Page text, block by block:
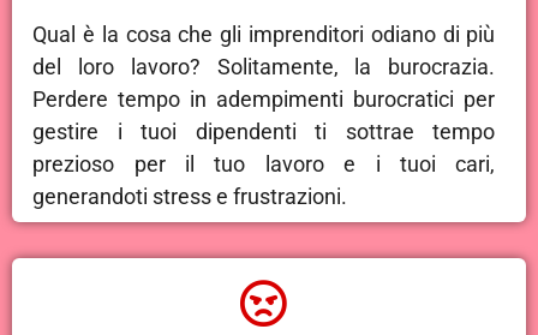
Qual è la cosa che gli imprenditori odiano di più
del loro lavoro? Solitamente, la burocrazia.
Perdere tempo in adempimenti burocratici per
gestire i tuoi dipendenti ti sottrae tempo
prezioso per il tuo lavoro e i tuoi cari,
generandoti stress e frustrazioni.